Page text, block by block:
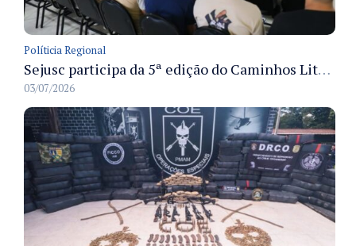
Políticia Regional
Sejusc participa da 5ª edição do Caminhos Literários com foco na cultura hip-hop nas unidades socioeducativas
03/07/2026